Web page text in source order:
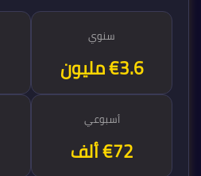
سنوي
€3.8 مليون
أسبوعي
€72 ألف